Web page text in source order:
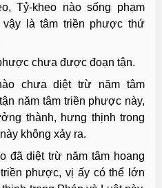
Tỷ-kheo nào sống phạm
là tâm triền phược thứ
chưa được đoạn tận.
chưa diệt trừ năm tâm
năm tâm triền phược này,
thành, hưng thịnh trong
không xảy ra.
đã diệt trừ năm tâm hoang
phược, vị ấy có thể lớn